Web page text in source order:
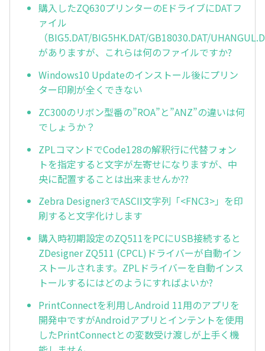
購入したZQ630プリンターのEドライブにDATフ
ァイル
（BIG5.DAT/BIG5HK.DAT/GB18030.DAT/
がありますが、これらは何のファイルですか?
Windows10 Updateのインストール後にプリン
ター印刷が全くできない
ZC300のリボン型番の”ROA”と”ANZ”の違いは何
でしょうか？
ZPLコマンドでCode128の解釈行に代替フォン
トを指定すると文字が左寄せになりますが、中
央に配置することは出来ませんか??
Zebra Designer3でASCII文字列「<FNC3>」を印
刷すると文字化けします
購入時初期設定のZQ511をPCにUSB接続すると
ZDesigner ZQ511 (CPCL)ドライバーが自動イン
ストールされます。ZPLドライバーを自動インス
トールするにはどのようにすればよいか?
PrintConnectを利用しAndroid 11用のアプリを
開発中ですがAndroidアプリとインテントを使用
したPrintConnectとの変数受け渡しが上手く機